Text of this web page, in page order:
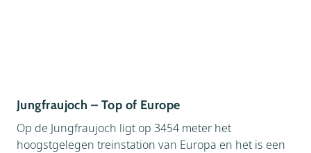
Jungfraujoch – Top of Europe
Op de Jungfraujoch ligt op 3454 meter het
hoogstgelegen treinstation van Europa en het is een